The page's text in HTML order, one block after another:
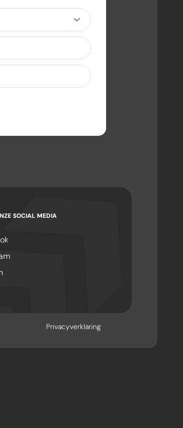
SOCIAL MEDIA
Privacyverklaring